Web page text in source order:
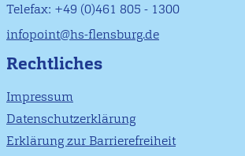
Telefax: +49 (0)461 805 - 1300
infopoint@hs-flensburg.de
Rechtliches
Impressum
Datenschutzerklärung
Erklärung zur Barrierefreiheit